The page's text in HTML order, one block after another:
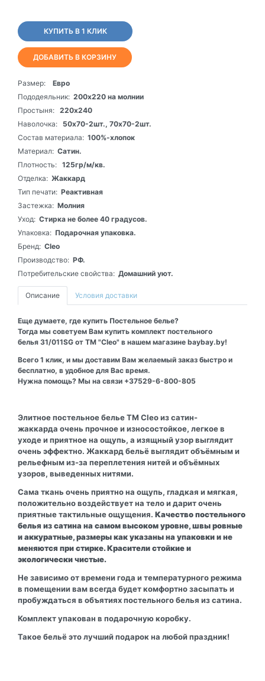
КУПИТЬ В 1 КЛИК
ДОБАВИТЬ В КОРЗИНУ
Размер:
Евро
Пододеяльник: 200х220 на молнии
Простыня: 220х240
Наволочка:
50х70-2шт., 70х70-2шт.
Состав материала: 100%-хлопок
Материал: Сатин.
Плотность: 125гр/м/кв.
Отделка: Жаккард
Тип печати: Реактивная
Застежка: Молния
Уход: Стирка не более 40 градусов.
Упаковка: Подарочная упаковка.
Бренд: Cleo
Производство: РФ.
Потребительские свойства: Домашний уют.
Описание Условия доставки
Еще думаете, где купить Постельное белье?
Тогда мы советуем Вам купить комплект постельного
белья 31/011SG от ТМ "Cleo" в нашем магазине baybay.by!
Всего 1 клик, и мы доставим Вам желаемый заказ быстро и
бесплатно, в удобное для Вас время.
Нужна помощь? Мы на связи +37529-6-800-805
Элитное постельное белье ТМ Cleo из сатин-
жаккарда очень прочное и износостойкое, легкое в
уходе и приятное на ощупь, а изящный узор выглядит
очень эффектно. Жаккард бельё выглядит объёмным и
рельефным из-за переплетения нитей и объёмных
узоров, выведенных нитями.
Сама ткань очень приятно на ощупь, гладкая и мягкая,
положительно воздействует на тело и дарит очень
приятные тактильные ощущения. Качество постельного
белья из сатина на самом высоком уровне, швы ровные
и аккуратные, размеры как указаны на упаковки и не
меняются при стирке. Красители стойкие и
экологически чистые.
Не зависимо от времени года и температурного режима
в помещении вам всегда будет комфортно засыпать и
пробуждаться в объятиях постельного белья из сатина.
Комплект упакован в подарочную коробку.
Такое бельё это лучший подарок на любой праздник!